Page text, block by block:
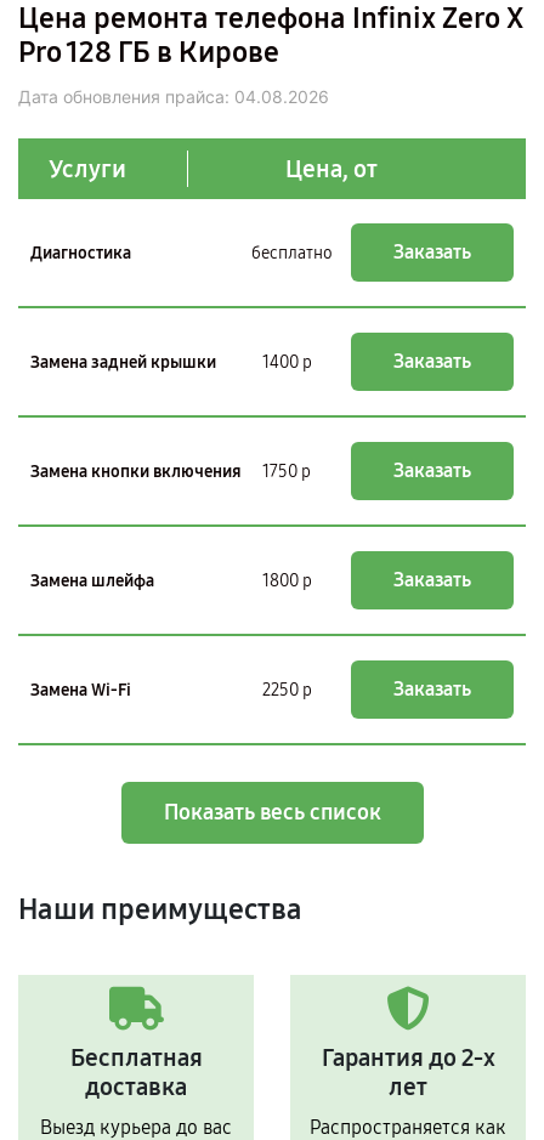
Цена ремонта телефона Infinix Zero X
Pro 128 ГБ в Кирове
Дата обновления прайса: 04.08.2026
Услуги Цена, от
Диагностика бесплатно Заказать
Замена задней крышки 1400 р Заказать
Замена кнопки включения 1750 р Заказать
Замена шлейфа 1800 р Заказать
Замена Wi-Fi 2250 р Заказать
Показать весь список
Наши преимущества
Бесплатная
доставка
Выезд курьера до вас
Гарантия до 2-х
лет
Распространяется как